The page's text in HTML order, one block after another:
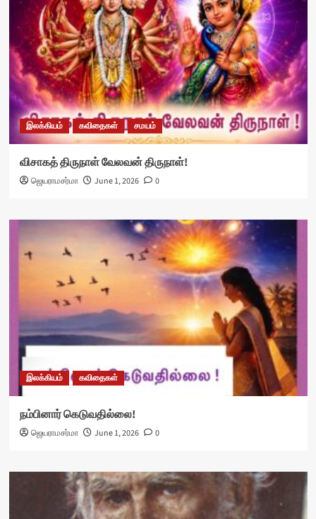
இலக்கியம் கவிதைகள் சமயம்
விசாகத் திருநாள் வேலவன் திருநாள்!
ஜெயராமசர்மா June 1, 2026 0
இலக்கியம் கவிதைகள்
நம்பினார் கெடுவதில்லை!
ஜெயராமசர்மா June 1, 2026 0